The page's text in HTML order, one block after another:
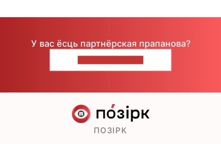
У вас ёсць партнёрская прапанова?
ПОЗІРК